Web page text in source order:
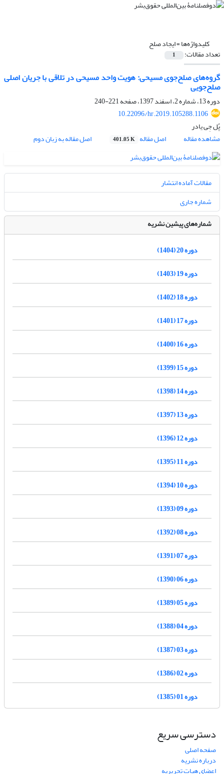
کلیدواژه‌ها =ایجاد صلح
تعداد مقالات: 1
گروه‌های صلح‌جوی مسیحی: هویت واحد مسیحی در تلاقی با جریان اصلی
صلح‌جویی
دوره 13، شماره 2، اسفند 1397، صفحه
221-240
10.22096/hr.2019.105288.1106
پُل جِی یادر
مشاهده مقاله
اصل مقاله 401.05 K اصل مقاله به زبان دوم
مقالات آماده انتشار
شماره جاری
شماره‌های پیشین نشریه
دوره 20 (1404)
دوره 19 (1403)
دوره 18 (1402)
دوره 17 (1401)
دوره 16 (1400)
دوره 15 (1399)
دوره 14 (1398)
دوره 13 (1397)
دوره 12 (1396)
دوره 11 (1395)
دوره 10 (1394)
دوره 09 (1393)
دوره 08 (1392)
دوره 07 (1391)
دوره 06 (1390)
دوره 05 (1389)
دوره 04 (1388)
دوره 03 (1387)
دوره 02 (1386)
دوره 01 (1385)
دسترسی سریع
صفحه اصلی
درباره نشریه
اعضای هیات تحریریه